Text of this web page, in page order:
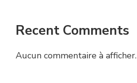
Recent Comments
Aucun commentaire à afficher.